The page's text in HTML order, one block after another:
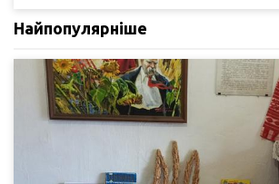
Найпопулярніше